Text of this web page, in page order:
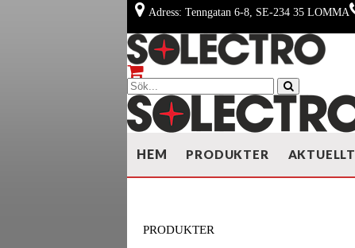
Adress: Tenngatan 6-8, SE-234 35 LOMMA
HEM PRODUKTER AKTUELLT
PRODUKTER